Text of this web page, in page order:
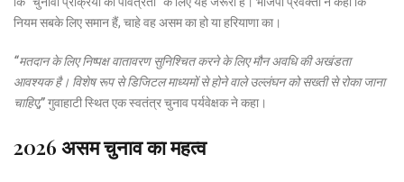
नियम सबके लिए समान हैं, चाहे वह असम का हो या हरियाणा का।
“मतदान के लिए निष्पक्ष वातावरण सुनिश्चित करने के लिए मौन अवधि की अखंडता
आवश्यक है। विशेष रूप से डिजिटल माध्यमों से होने वाले उल्लंघन को सख्ती से रोका जाना
चाहिए,”गुवाहाटी स्थित एक स्वतंत्र चुनाव पर्यवेक्षक ने कहा।
2026 असम चुनाव का महत्व